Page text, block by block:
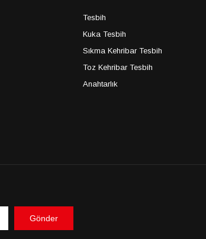
Tesbih
Kuka Tesbih
Sıkma Kehribar Tesbih
Toz Kehribar Tesbih
Anahtarlık
Gönder